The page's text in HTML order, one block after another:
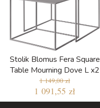
Stolik Blomus Fera Square
Table Mourning Dove L x2
1 149,00 zł
1 091,55 zł